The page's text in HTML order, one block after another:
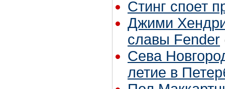
Стинг споет
Джими
славы Fender
Сева
летие в